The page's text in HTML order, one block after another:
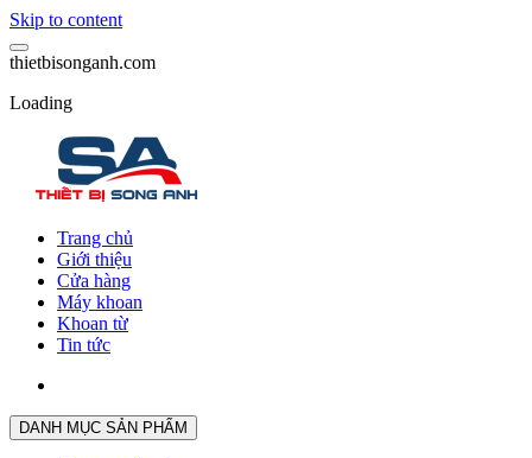
Skip to content
thietbisonganh.com
Loading
Trang chủ
Giới thiệu
Cửa hàng
Máy khoan
Khoan từ
Tin tức
DANH MỤC SẢN PHẨM